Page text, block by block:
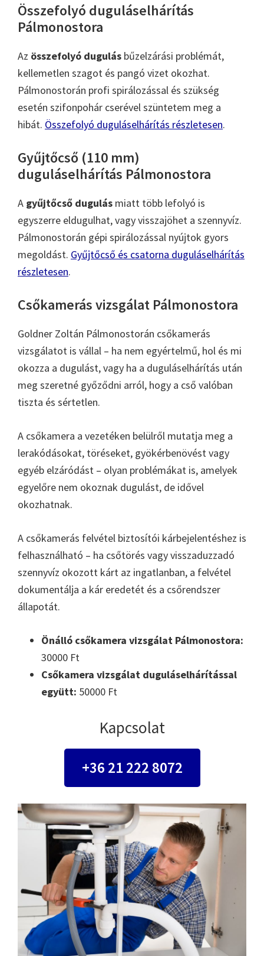
Összefolyó duguláselhárítás
Pálmonostora
Az összefolyó dugulás bűzelzárási problémát,
kellemetlen szagot és pangó vizet okozhat.
Pálmonostorán profi spirálozással és szükség
esetén szifonpohár cserével szüntetem meg a
hibát. Összefolyó duguláselhárítás részletesen.
Gyűjtőcső (110 mm)
duguláselhárítás Pálmonostora
A gyűjtőcső dugulás miatt több lefolyó is
egyszerre eldugulhat, vagy visszajöhet a szennyvíz.
Pálmonostorán gépi spirálozással nyújtok gyors
megoldást. Gyűjtőcső és csatorna duguláselhárítás
részletesen.
Csőkamerás vizsgálat Pálmonostora
Goldner Zoltán Pálmonostorán csőkamerás
vizsgálatot is vállal – ha nem egyértelmű, hol és mi
okozza a dugulást, vagy ha a duguláselhárítás után
meg szeretné győződni arról, hogy a cső valóban
tiszta és sértetlen.
A csőkamera a vezetéken belülről mutatja meg a
lerakódásokat, töréseket, gyökérbenövést vagy
egyéb elzáródást – olyan problémákat is, amelyek
egyelőre nem okoznak dugulást, de idővel
okozhatnak.
A csőkamerás felvétel biztosítói kárbejelentéshez is
felhasználható – ha csőtörés vagy visszaduzzadó
szennyvíz okozott kárt az ingatlanban, a felvétel
dokumentálja a kár eredetét és a csőrendszer
állapotát.
Önálló csőkamera vizsgálat Pálmonostora:
30000 Ft
Csőkamera vizsgálat duguláselhárítással
együtt: 50000 Ft
Kapcsolat
+36 21 222 8072